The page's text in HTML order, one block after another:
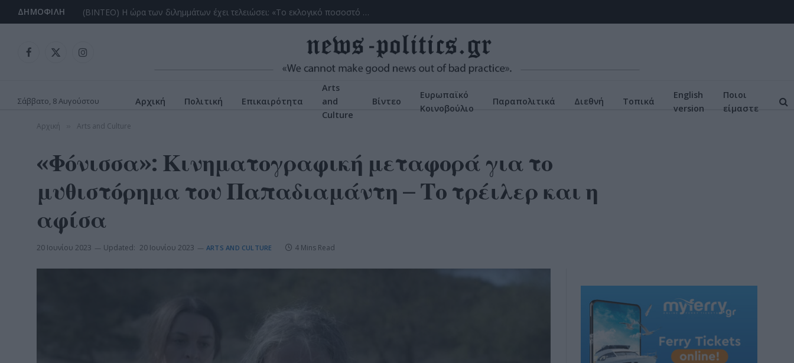
ΔΗΜΟΦΙΛΉ (ΒΙΝΤΕΟ) Η ώρα των διλημμάτων έχει τελειώσει: «Το εκλογικό ποσοστό του Αν. Σαμαρά θα είναι έκπληξη για όλους»
Facebook
X
Instagram
Σάββατο, 8 Αυγούστου Αρχική Πολιτική Επικαιρότητα
Arts
and
Culture
Βίντεο
Ευρωπαϊκό
Κοινοβούλιο
Παραπολιτικά Διεθνή Τοπικά
English
version
Ποιοι
είμαστε
Αρχική Arts and Culture
«Φόνισσα»: Κινηματογραφική μεταφορά για το
μυθιστόρημα του Παπαδιαμάντη – Το τρέιλερ και η
αφίσα
20 Ιουνίου 2023 Updated: 20 Ιουνίου 2023 ARTS AND CULTURE 4 Mins Read